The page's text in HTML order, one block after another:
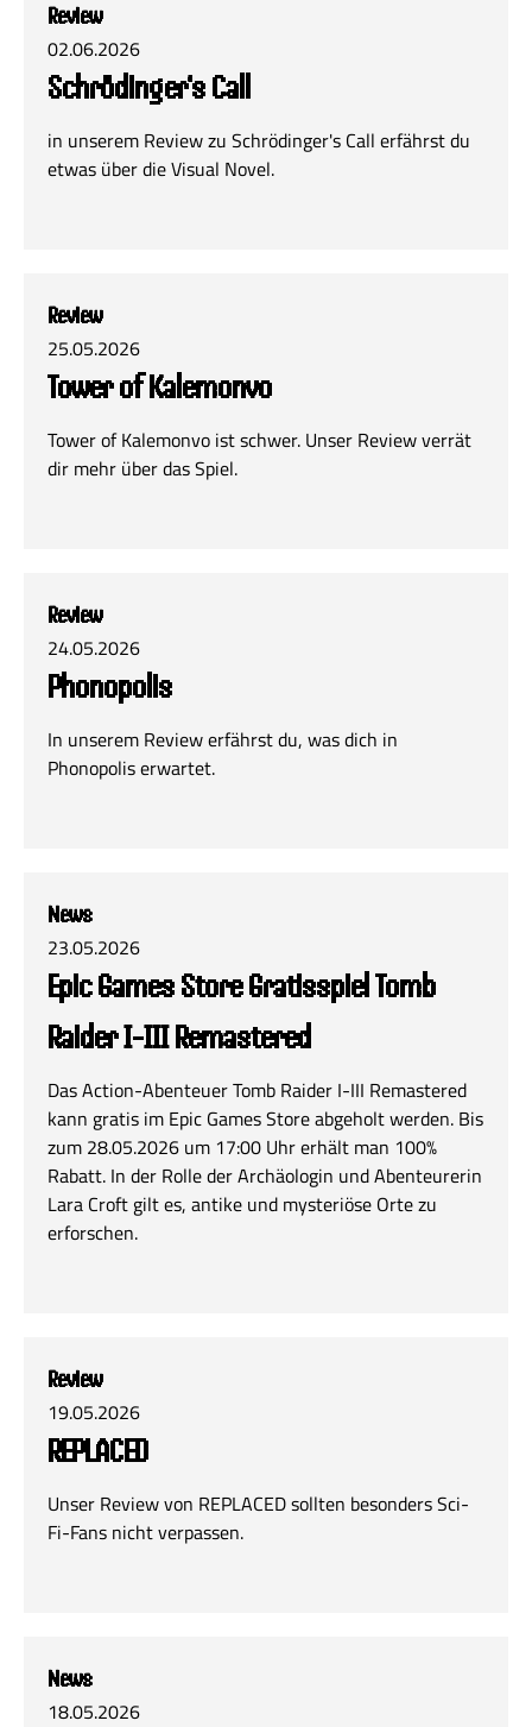
Review
02.06.2026
Schrödinger's Call
in unserem Review zu Schrödinger's Call erfährst du
etwas über die Visual Novel.
Review
25.05.2026
Tower of Kalemonvo
Tower of Kalemonvo ist schwer. Unser Review verrät
dir mehr über das Spiel.
Review
24.05.2026
Phonopolis
In unserem Review erfährst du, was dich in
Phonopolis erwartet.
News
23.05.2026
Epic Games Store Gratisspiel Tomb
Raider I-III Remastered
Das Action-Abenteuer Tomb Raider I-III Remastered
kann gratis im Epic Games Store abgeholt werden. Bis
zum 28.05.2026 um 17:00 Uhr erhält man 100%
Rabatt. In der Rolle der Archäologin und Abenteurerin
Lara Croft gilt es, antike und mysteriöse Orte zu
erforschen.
Review
19.05.2026
REPLACED
Unser Review von REPLACED sollten besonders Sci-
Fi-Fans nicht verpassen.
News
18.05.2026